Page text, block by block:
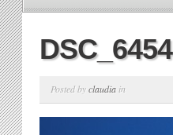
DSC_6454
Posted byclaudia in